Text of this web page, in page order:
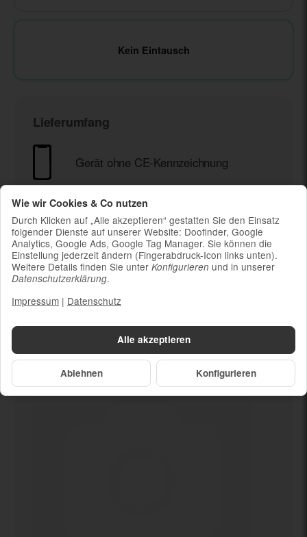
Kein Eintausch
Lieferumfang
Gerät ohne CE-Kennzeichnung
Ladekabel (ohne Ladestecker)
Um die Nachhaltigkeit zu unterstützen und
weil die meisten neueren Smartphones
kabelloses Laden ermöglichen, ist kein
Ladestecker im Lieferumfang enthalten
Dein neuesGerät ohne CE-
KennzeichnungAlle akzeptieren
Ablehnen Konfigurieren
Wie wir Cookies & Co nutzen
Durch Klicken auf „Alle akzeptieren“ gestatten Sie den Einsatz
folgender Dienste auf unserer Website: Doofinder, Google
Analytics, Google Ads, Google Tag Manager. Sie können die
Einstellung jederzeit ändern (Fingerabdruck-Icon links unten).
Weitere Details finden Sie unter Konfigurieren und in unserer
Datenschutzerklärung.
Impressum | Datenschutz